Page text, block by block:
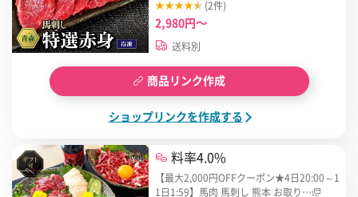
(2件)
2,980円～
送料別
商品リンク作成
ショップリンクを作成する
料率4.0%
【最大2,000円OFFクーポン★4日20:00～1
1日1:59】馬肉 馬刺し 熊本 お取り…